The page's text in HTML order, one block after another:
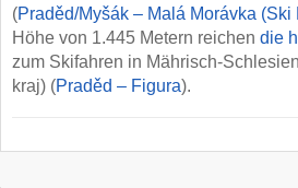
(Praděd/​Myšák – Malá Morávka (Ski
Höhe von 1.445 Metern reichen die
zum Skifahren in Mährisch-
kraj) (Praděd – Figura).